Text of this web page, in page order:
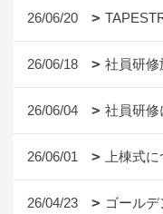
26/06/20
26/06/18 社員研修
26/06/04 社員研修
26/06/01 上棟式
26/04/23 ゴール